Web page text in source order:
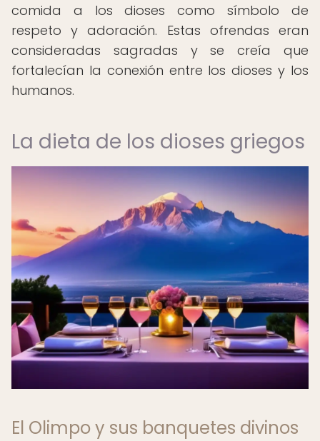
comida a los dioses como símbolo de
respeto y adoración. Estas ofrendas eran
consideradas sagradas y se creía que
fortalecían la conexión entre los dioses y los
humanos.
La dieta de los dioses griegos
El Olimpo y sus banquetes divinos